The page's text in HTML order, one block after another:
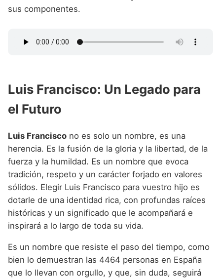
sus componentes.
Luis Francisco: Un Legado para
el Futuro
Luis Francisco no es solo un nombre, es una
herencia. Es la fusión de la gloria y la libertad, de la
fuerza y la humildad. Es un nombre que evoca
tradición, respeto y un carácter forjado en valores
sólidos. Elegir Luis Francisco para vuestro hijo es
dotarle de una identidad rica, con profundas raíces
históricas y un significado que le acompañará e
inspirará a lo largo de toda su vida.
Es un nombre que resiste el paso del tiempo, como
bien lo demuestran las 4464 personas en España
que lo llevan con orgullo, y que, sin duda, seguirá